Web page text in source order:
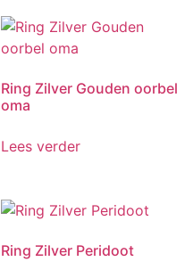
Ring Zilver Gouden oorbel
oma
Lees verder
Ring Zilver Peridoot